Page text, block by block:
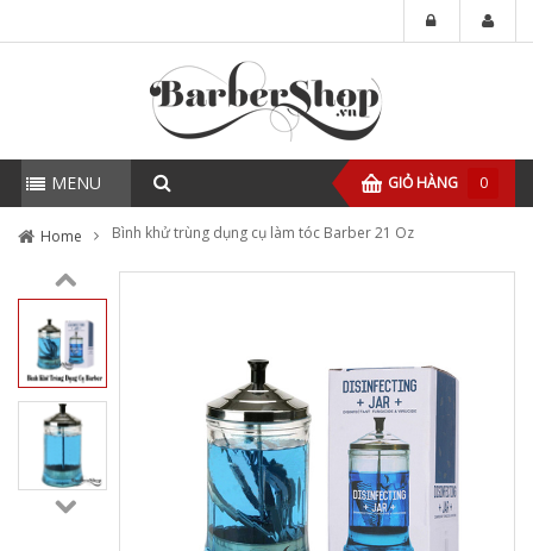
MENU GIỎ HÀNG 0
Home Bình khử trùng dụng cụ làm tóc Barber 21 Oz